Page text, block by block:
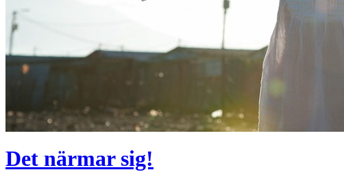
Det närmar sig!